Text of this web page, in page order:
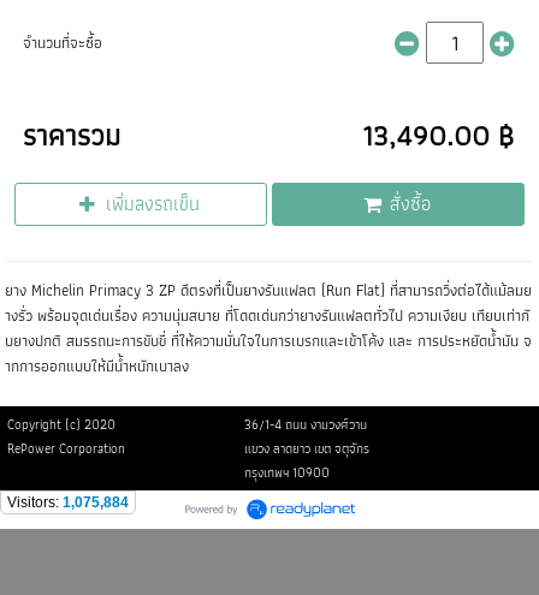
จำนวนที่จะซื้อ
ราคารวม 13,490.00 ฿
เพิ่มลงรถเข็น สั่งซื้อ
ยาง Michelin Primacy 3 ZP ดีตรงที่เป็นยางรันแฟลต (Run Flat) ที่สามารถวิ่งต่อได้แม้ลมย
างรั่ว พร้อมจุดเด่นเรื่อง ความนุ่มสบาย ที่โดดเด่นกว่ายางรันแฟลตทั่วไป ความเงียบ เทียบเท่ากั
บยางปกติ สมรรถนะการขับขี่ ที่ให้ความมั่นใจในการเบรกและเข้าโค้ง และ การประหยัดน้ำมัน จ
ากการออกแบบให้มีน้ำหนักเบาลง
Copyright (c) 2020
36/1-4 ถนน งามวงศ์วาน
RePower Corporation
แขวง ลาดยาว เขต จตุจักร
กรุงเทพฯ 10900
Visitors: 1,075,884